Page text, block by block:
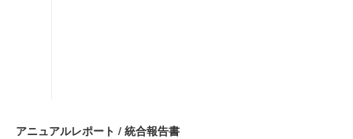
アニュアルレポート / 統合報告書